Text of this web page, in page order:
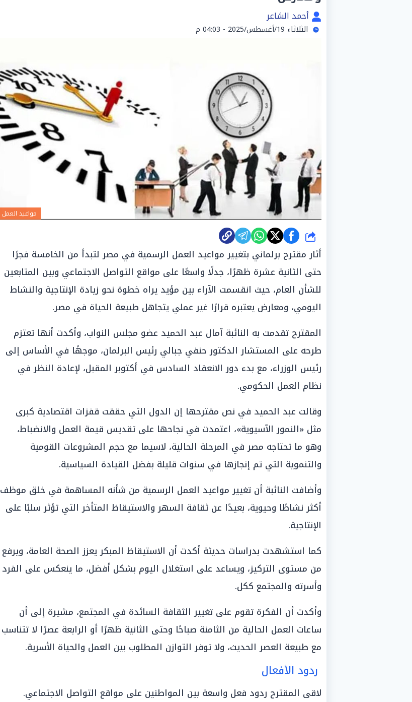
أحمد الشاعر
الثلاثاء 19/أغسطس/2025 - 04:03 م
مواعيد العمل
شارك
أثار مقترح برلماني بتغيير مواعيد العمل الرسمية في مصر لتبدأ من الخامسة فجرًا
حتى الثانية عشرة ظهرًا، جدلًا واسعًا على مواقع التواصل الاجتماعي وبين المتابعين
للشأن العام، حيث انقسمت الآراء بين مؤيد يراه خطوة نحو زيادة الإنتاجية والنشاط
اليومي، ومعارض يعتبره قرارًا غير عملي يتجاهل طبيعة الحياة في مصر.
المقترح تقدمت به النائبة آمال عبد الحميد عضو مجلس النواب، وأكدت أنها تعتزم
طرحه على المستشار الدكتور حنفي جبالي رئيس البرلمان، موجهًا في الأساس إلى
رئيس الوزراء، مع بدء دور الانعقاد السادس في أكتوبر المقبل، لإعادة النظر في
نظام العمل الحكومي.
وقالت عبد الحميد في نص مقترحها إن الدول التي حققت قفزات اقتصادية كبرى
مثل «النمور الآسيوية»، اعتمدت في نجاحها على تقديس قيمة العمل والانضباط،
وهو ما تحتاجه مصر في المرحلة الحالية، لاسيما مع حجم المشروعات القومية
والتنموية التي تم إنجازها في سنوات قليلة بفضل القيادة السياسية.
وأضافت النائبة أن تغيير مواعيد العمل الرسمية من شأنه المساهمة في خلق موظف
أكثر نشاطًا وحيوية، بعيدًا عن ثقافة السهر والاستيقاظ المتأخر التي تؤثر سلبًا على
الإنتاجية.
كما استشهدت بدراسات حديثة أكدت أن الاستيقاظ المبكر يعزز الصحة العامة، ويرفع
من مستوى التركيز، ويساعد على استغلال اليوم بشكل أفضل، ما ينعكس على الفرد
وأسرته والمجتمع ككل.
وأكدت أن الفكرة تقوم على تغيير الثقافة السائدة في المجتمع، مشيرة إلى أن
ساعات العمل الحالية من الثامنة صباحًا وحتى الثانية ظهرًا أو الرابعة عصرًا لا تتناسب
مع طبيعة العصر الحديث، ولا توفر التوازن المطلوب بين العمل والحياة الأسرية.
ردود الأفعال
لاقى المقترح ردود فعل واسعة بين المواطنين على مواقع التواصل الاجتماعي.